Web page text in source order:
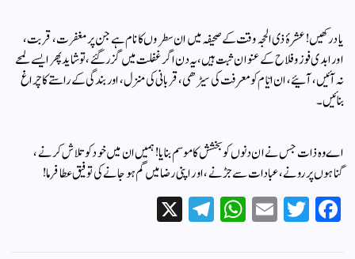
یاد رکھیں! عشرۂ ذی الحجہ وقت کے صحیفہ میں ان سطروں کا نام ہے جن پر مغفرت، قربت،
اور ابدی فوز و فلاح کے عنوان ثبت ہیں،یہ دن اگر غفلت میں گزر گئے، تو شاید پھر ایسے لمحے
نہ آئیں، آئیے، ان ایّام کو معرفت کی سیڑھی، قربانی کی منزل، اور بندگی کے راستے کا چراغ
بنائیں۔
اے وہ ذات جس نے ان دنوں کو بخشش کا موسم بنایا! ہمیں ان میں خود کو تلاش کرنے،
گناہوں پر رونے، عبادات سے جڑنے، اور اپنی رضا میں گم ہو جانے کی توفیق عطا فرما!
Fa
T
E
W
Te